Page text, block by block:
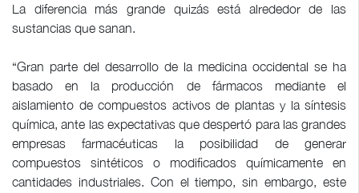
La diferencia más grande quizás está alrededor de las
sustancias que sanan.
“Gran parte del desarrollo de la medicina occidental se ha
basado en la producción de fármacos mediante el
aislamiento de compuestos activos de plantas y la síntesis
química, ante las expectativas que despertó para las grandes
empresas farmacéuticas la posibilidad de generar
compuestos sintéticos o modificados químicamente en
cantidades industriales. Con el tiempo, sin embargo, este